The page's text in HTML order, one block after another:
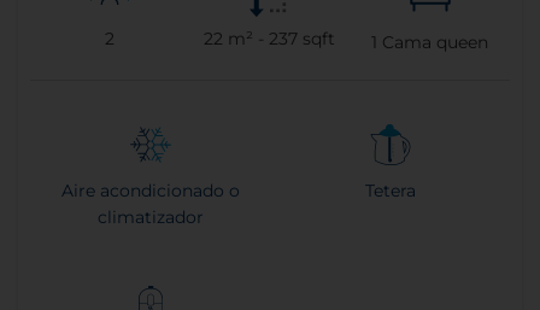
2 22 m² - 237 sqft 1 Cama queen
Aire acondicionado o
climatizador
Tetera